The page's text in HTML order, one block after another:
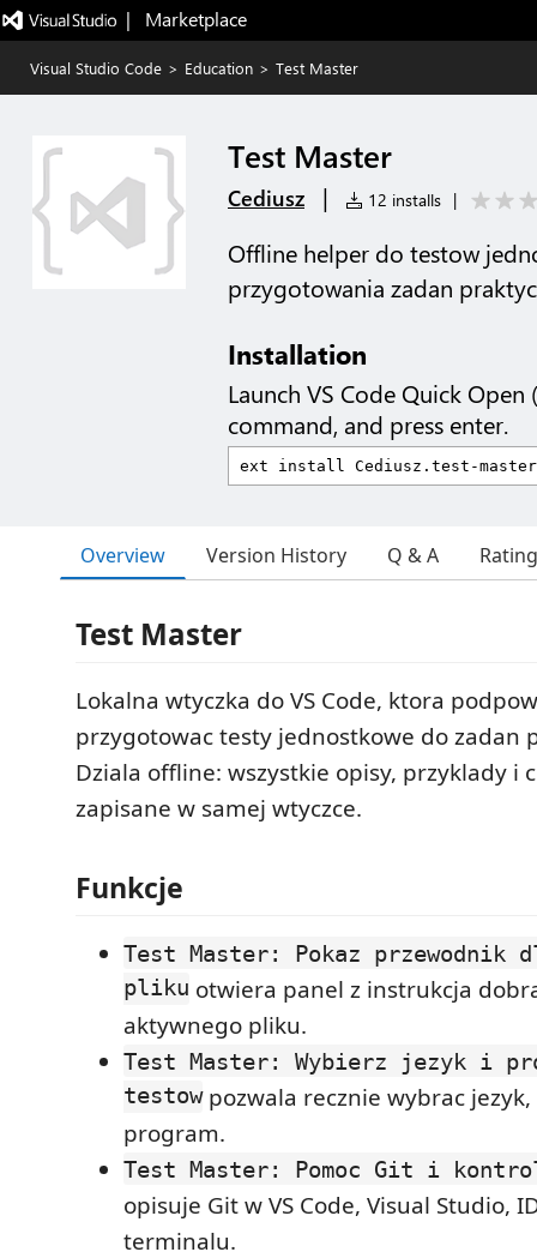
|   Marketplace
Visual Studio Code > Education > Test Master
Test Master
Cediusz | 12 installs |
Offline helper do testow
przygotowania zadan
Installation
Launch VS Code Quick Open (
command, and press enter.
Overview Version History Q & A
Test Master
Lokalna wtyczka do VS Code, ktora
przygotowac testy jednostkowe do zadan
Dziala offline: wszystkie opisy, przyklady i
zapisane w samej wtyczce.
Funkcje
Test Master: Pokaz przewodnik
pliku otwiera panel z instrukcja
aktywnego pliku.
Test Master: Wybierz jezyk i
testowpozwala recznie wybrac
program.
Test Master: Pomoc Git i
opisuje Git w VS Code, Visual Studio,
terminalu.